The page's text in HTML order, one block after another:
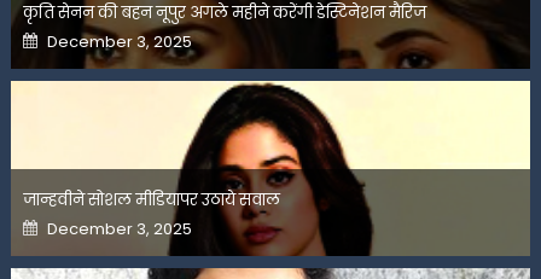
कृति सेनन की बहन नूपुर अगले महीने करेंगी डेस्टिनेशन मैरिज
Posted
on
December 3, 2025
जान्हवीने सोशल मीडियापर उठाये सवाल
Posted
on
December 3, 2025